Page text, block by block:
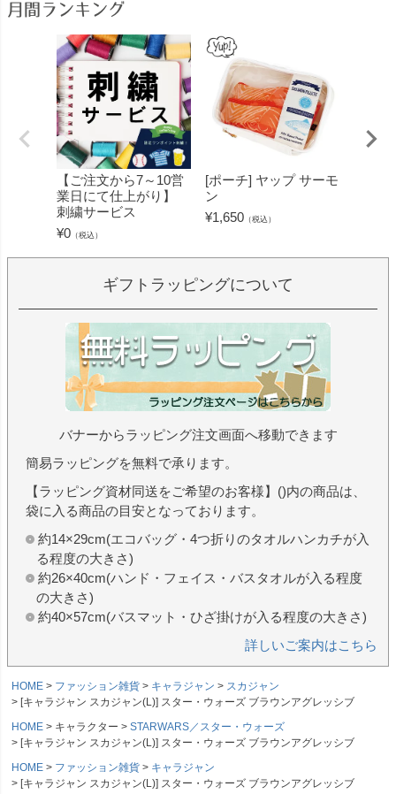
月間ランキング
【ご注文から7～10営
業日にて仕上がり】
刺繍サービス
¥0 （税込）
[ポーチ] ヤップ サーモ
ン
¥1,650 （税込）
ギフトラッピングについて
バナーからラッピング注文画面へ移動できます
簡易ラッピングを無料で承ります。
【ラッピング資材同送をご希望のお客様】()内の商品は、
袋に入る商品の目安となっております。
約14×29cm(エコバッグ・4つ折りのタオルハンカチが入
る程度の大きさ)
約26×40cm(ハンド・フェイス・バスタオルが入る程度
の大きさ)
約40×57cm(バスマット・ひざ掛けが入る程度の大きさ)
詳しいご案内はこちら
HOME ファッション雑貨 キャラジャン
スカジャン
[キャラジャン スカジャン(L)] スター・ウォーズ ブラウンアグレッシブ
HOME
キャラクター
STARWARS／スター・ウォーズ
[キャラジャン スカジャン(L)] スター・ウォーズ ブラウンアグレッシブ
HOME
ファッション雑貨
キャラジャン
[キャラジャン スカジャン(L)] スター・ウォーズ ブラウンアグレッシブ